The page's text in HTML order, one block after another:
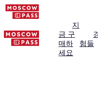
지
금 구
매하
세요
험들